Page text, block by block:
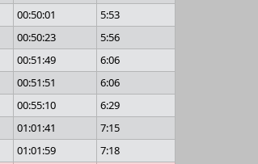
00:50:01
5:53
00:50:23
5:56
00:51:49
6:06
00:51:51
6:06
00:55:10
6:29
01:01:41
7:15
01:01:59 7:18